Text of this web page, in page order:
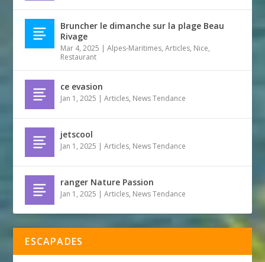
Bruncher le dimanche sur la plage Beau
Rivage
Mar 4, 2025 |Alpes-Maritimes,Articles, Nice,
Restaurant
ce evasion
Jan 1, 2025 |Articles, News Tendance
jetscool
Jan 1, 2025 |Articles, News Tendance
ranger Nature Passion
Jan 1, 2025 |Articles, News Tendance
ESCAPADES